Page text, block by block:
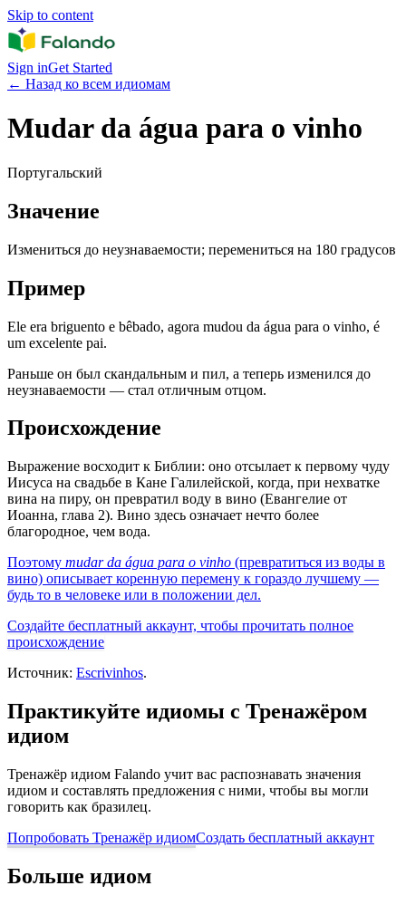
Skip to content
Sign inGet Started
← Назад ко всем идиомам
Mudar da água para o vinho
Португальский
Значение
Измениться до неузнаваемости; перемениться на 180 градусов
Пример
Ele era briguento e bêbado, agora mudou da água para o vinho, é
um excelente pai.
Раньше он был скандальным и пил, а теперь изменился до
неузнаваемости — стал отличным отцом.
Происхождение
Выражение восходит к Библии: оно отсылает к первому чуду
Иисуса на свадьбе в Кане Галилейской, когда, при нехватке
вина на пиру, он превратил воду в вино (Евангелие от
Иоанна, глава 2). Вино здесь означает нечто более
благородное, чем вода.
Поэтому mudar da água para o vinho (превратиться из воды в
вино) описывает коренную перемену к гораздо лучшему —
будь то в человеке или в положении дел.
Создайте бесплатный аккаунт, чтобы прочитать полное
происхождение
Источник: Escrivinhos.
Практикуйте идиомы с Тренажёром
идиом
Тренажёр идиом Falando учит вас распознавать значения
идиом и составлять предложения с ними, чтобы вы могли
говорить как бразилец.
Попробовать Тренажёр идиомСоздать бесплатный аккаунт
Больше идиом